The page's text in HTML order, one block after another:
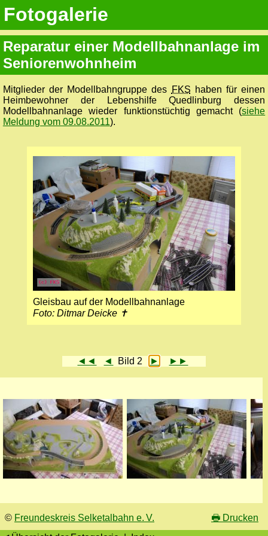
Fotogalerie
Reparatur einer Modellbahnanlage im
Seniorenwohnheim
Mitglieder der Modellbahngruppe des FKS haben für einen
Heimbewohner der Lebenshilfe Quedlinburg dessen
Modellbahnanlage wieder funktionstüchtig gemacht (siehe
Meldung vom 09.08.2011).
Gleisbau auf der Modellbahnanlage
Foto: Ditmar Deicke ✝
◄◄ ◄ Bild 2 ► ►►
© Freundeskreis Selketalbahn e. V. 🖶 Drucken